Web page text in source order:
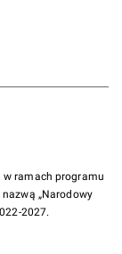
w ramach programu
„Narodowy
2027.